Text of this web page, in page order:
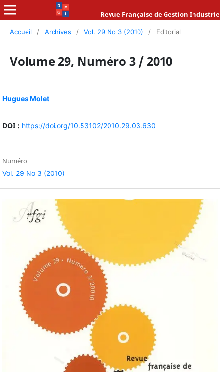
Revue Française de Gestion
Accueil / Archives / Vol. 29 No 3 (2010) / Editorial
Volume 29, Numéro 3 / 2010
Hugues Molet
DOI : https://doi.org/10.53102/2010.29.03.630
Numéro
Vol. 29 No 3 (2010)